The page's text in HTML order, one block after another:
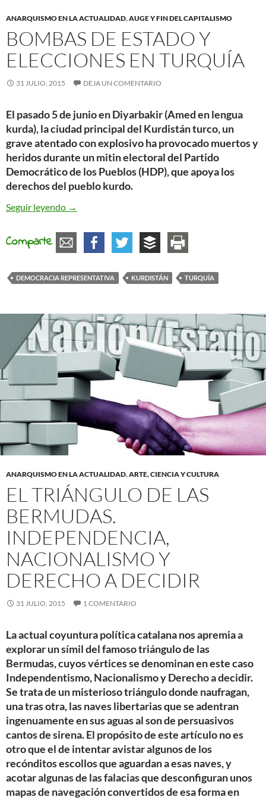
ANARQUISMO EN LA ACTUALIDAD,AUGE Y FIN DEL CAPITALISMO
BOMBAS DE ESTADO Y
ELECCIONES EN TURQUÍA
31 JULIO, 2015 DEJA UN COMENTARIO
El pasado 5 de junio en Diyarbakir (Amed en lengua
kurda), la ciudad principal del Kurdistán turco, un
grave atentado con explosivo ha provocado muertos y
heridos durante un mitin electoral del Partido
Democrático de los Pueblos (HDP), que apoya los
derechos del pueblo kurdo.
Seguir leyendo Bombas de Estado y elecciones en Turquía
→
Comparte
DEMOCRACIA REPRESENTATIVA KURDISTÁN TURQUÍA
ANARQUISMO EN LA ACTUALIDAD,ARTE, CIENCIA Y CULTURA
EL TRIÁNGULO DE LAS
BERMUDAS.
INDEPENDENCIA,
NACIONALISMO Y
DERECHO A DECIDIR
31 JULIO, 2015 1 COMENTARIO
La actual coyuntura política catalana nos apremia a
explorar un símil del famoso triángulo de las
Bermudas, cuyos vértices se denominan en este caso
Independentismo, Nacionalismo y Derecho a decidir.
Se trata de un misterioso triángulo donde naufragan,
una tras otra, las naves libertarias que se adentran
ingenuamente en sus aguas al son de persuasivos
cantos de sirena. El propósito de este artículo no es
otro que el de intentar avistar algunos de los
recónditos escollos que aguardan a esas naves, y
acotar algunas de las falacias que desconfiguran unos
mapas de navegación convertidos de esa forma en